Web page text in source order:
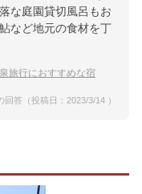
な庭園貸切風呂もお
など地元の食材を丁
旅行におすすめな宿
答（投稿日：2023/3/14 ）